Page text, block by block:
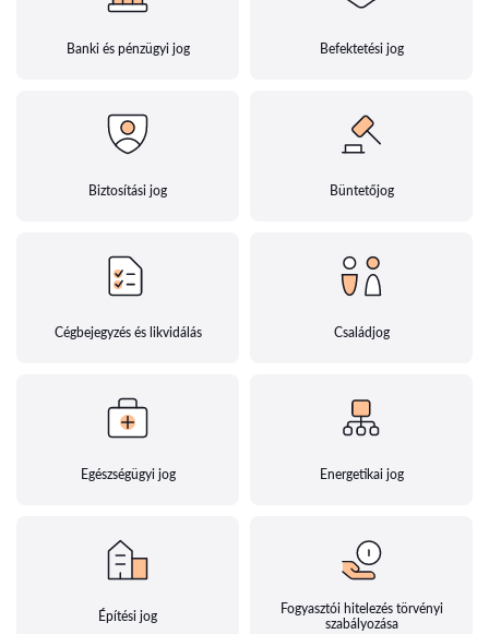
Banki és pénzügyi jog Befektetési jog
Biztosítási jog Büntetőjog
Cégbejegyzés és likvidálás Családjog
Egészségügyi jog Energetikai jog
Építési jog
Fogyasztói hitelezés törvényi
szabályozása